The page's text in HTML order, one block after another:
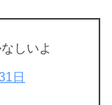
しいよ
日